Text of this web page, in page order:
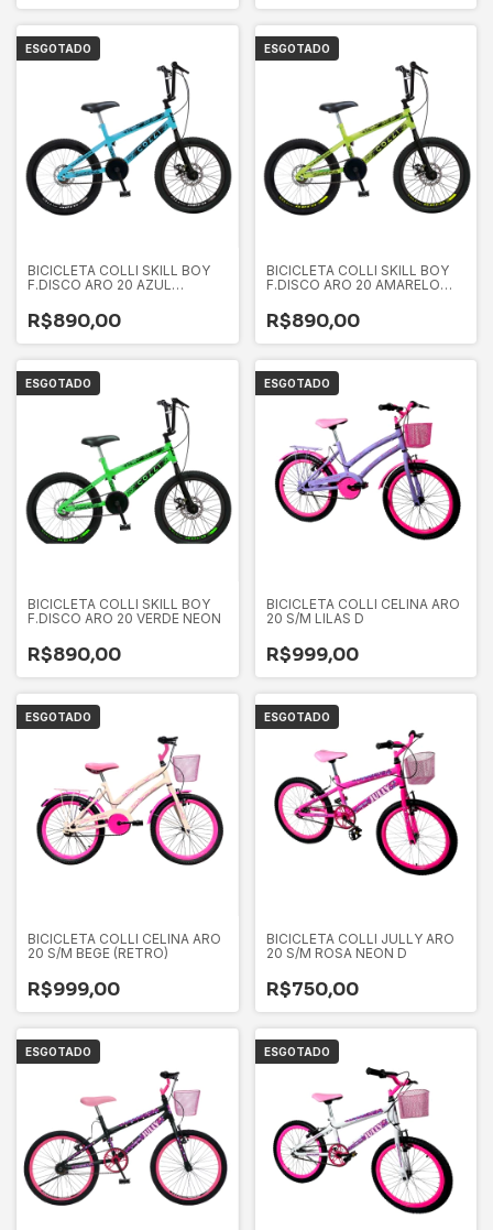
ESGOTADO
BICICLETA COLLI SKILL BOY
F.DISCO ARO 20 AZUL
R$890,00
ESGOTADO
BICICLETA COLLI SKILL BOY
F.DISCO ARO 20 AMARELO
R$890,00
ESGOTADO
BICICLETA COLLI SKILL BOY
F.DISCO ARO 20 VERDE NEON
R$890,00
ESGOTADO
BICICLETA COLLI CELINA ARO
20 S/M LILAS D
R$999,00
ESGOTADO
BICICLETA COLLI CELINA ARO
20 S/M BEGE (RETRO)
R$999,00
ESGOTADO
BICICLETA COLLI JULLY ARO
20 S/M ROSA NEON D
R$750,00
ESGOTADO ESGOTADO